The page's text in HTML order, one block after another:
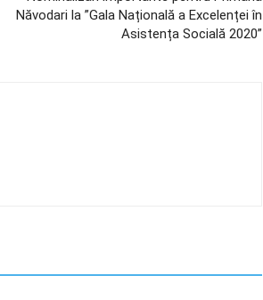
Năvodari la ”Gala Națională a Excelenței în
Asistența Socială 2020”